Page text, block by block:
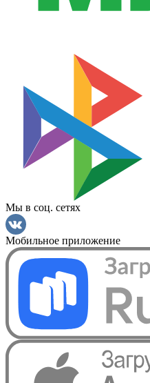
Мы в соц. сетях
Мобильное приложение